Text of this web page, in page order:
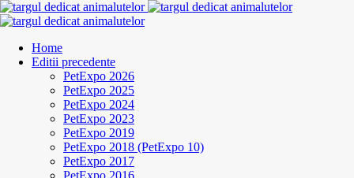
Home
Editii precedente
PetExpo 2026
PetExpo 2025
PetExpo 2024
PetExpo 2023
PetExpo 2019
PetExpo 2018 (PetExpo 10)
PetExpo 2017
PetExpo 2016